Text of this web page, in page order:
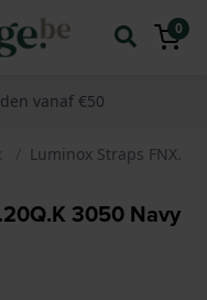
0
vanaf €50
Luminox Straps
3050 Navy